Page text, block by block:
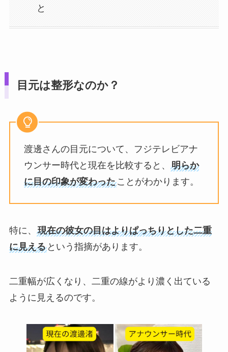
と
目元は整形なのか？
渡邊さんの目元について、フジテレビアナ
ウンサー時代と現在を比較すると、 明らか
に目の印象が変わったことがわかります。
特に、 現在の彼女の目はよりぱっちりとした二重
に見えるという指摘があります。
二重幅が広くなり、二重の線がより濃く出ている
ように見えるのです。